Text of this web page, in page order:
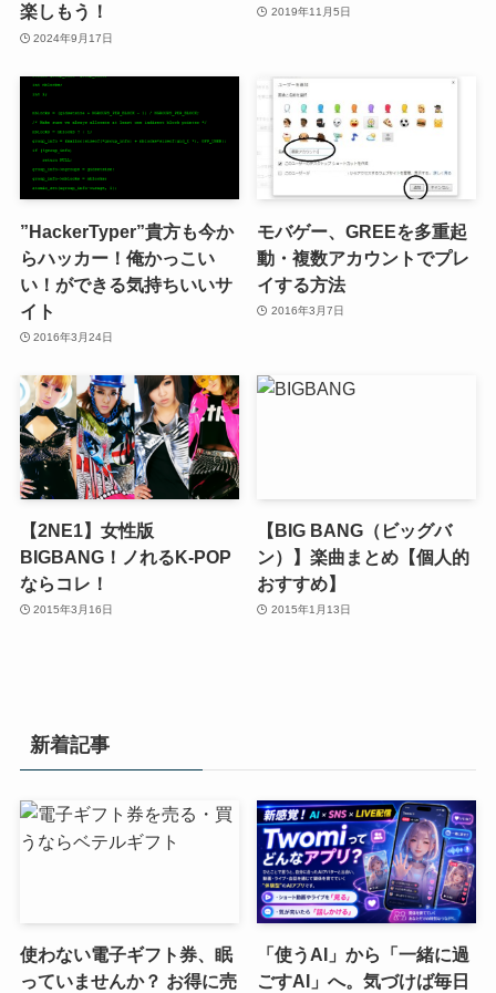
楽しもう！
2024年9月17日
2019年11月5日
”HackerTyper”貴方も今か
らハッカー！俺かっこい
い！ができる気持ちいいサ
イト
2016年3月24日
モバゲー、GREEを多重起
動・複数アカウントでプレ
イする方法
2016年3月7日
【2NE1】女性版
BIGBANG！ノれるK-POP
ならコレ！
2015年3月16日
【BIG BANG（ビッグバ
ン）】楽曲まとめ【個人的
おすすめ】
2015年1月13日
新着記事
使わない電子ギフト券、眠
っていませんか？ お得に売
「使うAI」から「一緒に過
ごすAI」へ。気づけば毎日